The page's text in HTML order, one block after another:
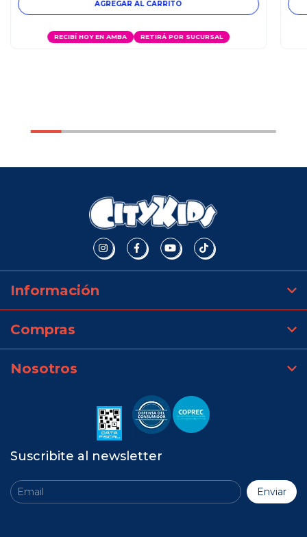
RECIBÍ HOY EN AMBA RETIRÁ POR SUCURSAL
Información
Compras
Nosotros
Suscribite al newsletter